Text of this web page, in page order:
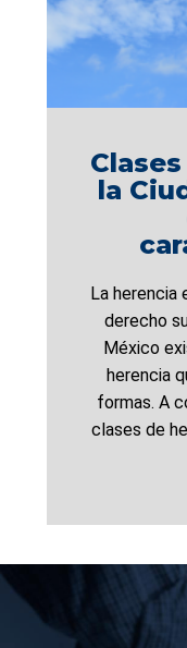
la
La herencia
derecho
México
herencia
formas. A
clases de